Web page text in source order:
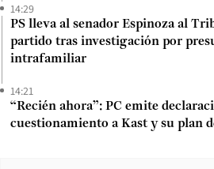
14:29
PS lleva al senador Espinoza al
partido tras investigación por
intrafamiliar
14:21
“Recién ahora”: PC emite
cuestionamiento a Kast y su plan